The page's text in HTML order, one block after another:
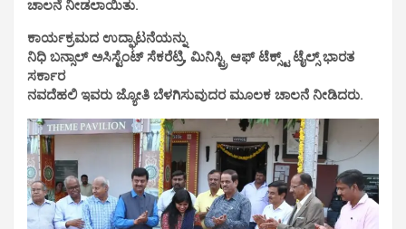
ಚಾಲನೆ ನೀಡಲಾಯಿತು.
ಕಾರ್ಯಕ್ರಮದ ಉದ್ಘಾಟನೆಯನ್ನು
ನಿಧಿ ಬನ್ಸಾಲ್ ಅಸಿಸ್ಟೆಂಟ್ ಸೆಕರೆಟ್ರಿ, ಮಿನಿಸ್ಟ್ರಿ ಆಫ್ ಟೆಕ್ಸ್ಟ್ ಟೈಲ್ಸ್ ಭಾರತ
ಸರ್ಕಾರ
ನವದೆಹಲಿ ಇವರು ಜ್ಯೋತಿ ಬೆಳಗಿಸುವುದರ ಮೂಲಕ ಚಾಲನೆ ನೀಡಿದರು.